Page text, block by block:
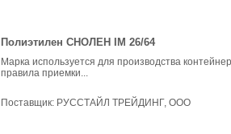
Полиэтилен СНОЛЕН IM 26/64
Марка используется для производства
правила приемки...
Поставщик: РУССТАЙЛ ТРЕЙДИНГ, ООО